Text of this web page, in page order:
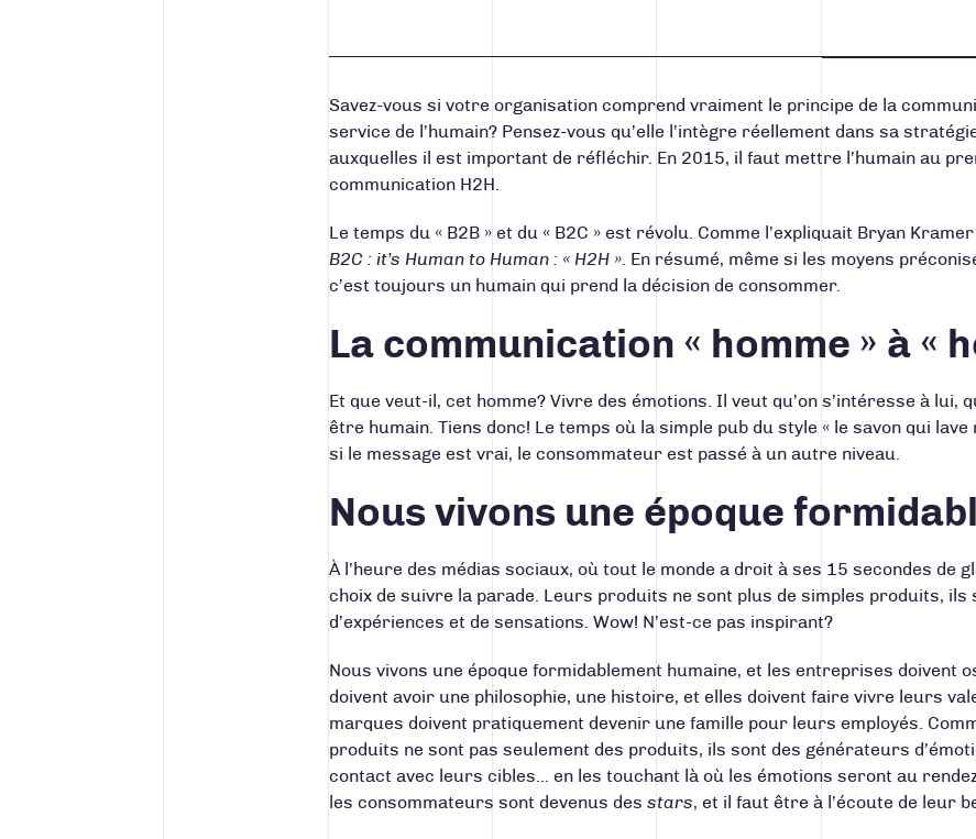
Savez-vous si votre organisation comprend vraiment le principe de la
service de l’humain? Pensez-vous qu’elle l’intègre réellement dans sa
auxquelles il est important de réfléchir. En 2015, il faut mettre l’humain au
communication H2H.
Le temps du « B2B » et du « B2C » est révolu. Comme l’expliquait Bryan
B2C : it’s Human to Human : « H2H». En résumé, même si les moyens
c’est toujours un humain qui prend la décision de consommer.
La communication « homme » à «
Et que veut-il, cet homme? Vivre des émotions. Il veut qu’on s’intéresse à lui,
être humain. Tiens donc! Le temps où la simple pub du style « le savon qui
si le message est vrai, le consommateur est passé à un autre niveau.
Nous vivons une époque
À l’heure des médias sociaux, où tout le monde a droit à ses 15 secondes de
choix de suivre la parade. Leurs produits ne sont plus de simples produits, ils
d’expériences et de sensations. Wow! N’est-ce pas inspirant?
Nous vivons une époque formidablement humaine, et les entreprises doivent
doivent avoir une philosophie, une histoire, et elles doivent faire vivre leurs
marques doivent pratiquement devenir une famille pour leurs employés.
produits ne sont pas seulement des produits, ils sont des générateurs
contact avec leurs cibles… en les touchant là où les émotions seront au
les consommateurs sont devenus des stars, et il faut être à l’écoute de leur